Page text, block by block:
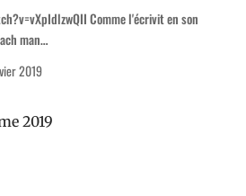
Comme l'écrivit en son
man…
2019